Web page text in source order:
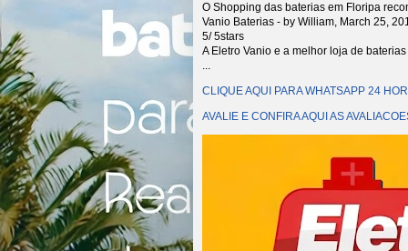
O Shopping das baterias em Floripa
Vanio Baterias - by William, March 25,
5/5stars
A Eletro Vanio e a melhor loja de
...
CLIQUE AQUI PARA WHATSAPP 24
AVALIE E CONFIRA AQUI AS